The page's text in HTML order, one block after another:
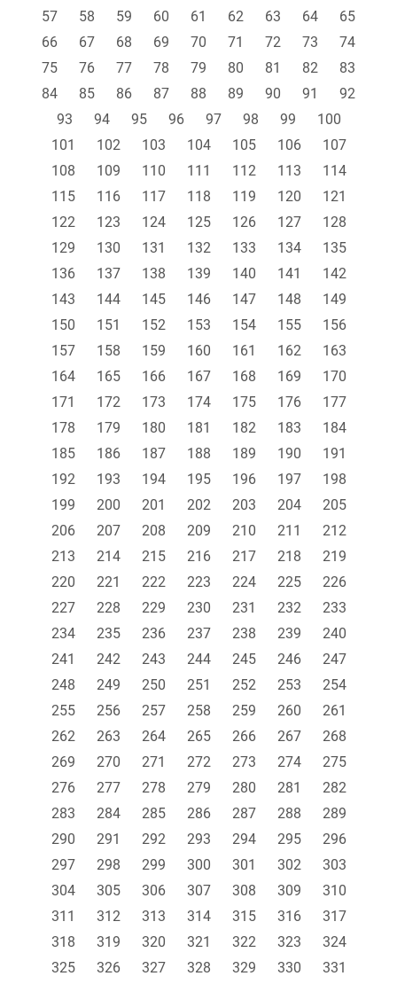
57
58 59 60 61 62 63 64
65
66
67 68 69 70 71 72 73
74
75
76 77 78 79 80 81 82
83
84
85 86 87 88 89 90 91
92
93
94 95 96 97 98 99
100
101
102 103 104 105 106
107
108
109 110 111 112 113
114
115
116 117 118 119 120
121
122
123 124 125 126 127
128
129
130 131 132 133 134
135
136
137 138 139 140 141
142
143
144 145 146 147 148
149
150
151 152 153 154 155
156
157
158 159 160 161 162
163
164
165 166 167 168 169
170
171
172 173 174 175 176
177
178
179 180 181 182 183
184
185
186 187 188 189 190
191
192
193 194 195 196 197
198
199
200 201 202 203 204
205
206
207 208 209 210 211
212
213
214 215 216 217 218
219
220
221 222 223 224 225
226
227
228 229 230 231 232
233
234
235 236 237 238 239
240
241
242 243 244 245 246
247
248
249 250 251 252 253
254
255
256 257 258 259 260
261
262
263 264 265 266 267
268
269
270 271 272 273 274
275
276
277 278 279 280 281
282
283
284 285 286 287 288
289
290
291 292 293 294 295
296
297
298 299 300 301 302
303
304
305 306 307 308 309
310
311
312 313 314 315 316
317
318
319 320 321 322 323
324
325
326 327 328 329 330
331